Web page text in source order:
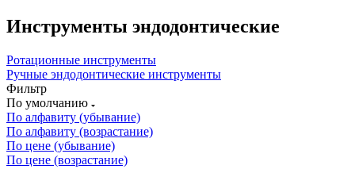
Инструменты эндодонтические
Ротационные инструменты
Ручные эндодонтические инструменты
Фильтр
По умолчанию
По алфавиту (убывание)
По алфавиту (возрастание)
По цене (убывание)
По цене (возрастание)